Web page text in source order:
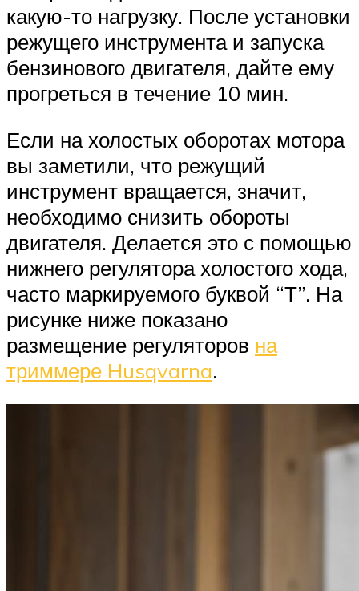
какую-то нагрузку. После установки
режущего инструмента и запуска
бензинового двигателя, дайте ему
прогреться в течение 10 мин.
Если на холостых оборотах мотора
вы заметили, что режущий
инструмент вращается, значит,
необходимо снизить обороты
двигателя. Делается это с помощью
нижнего регулятора холостого хода,
часто маркируемого буквой “Т”. На
рисунке ниже показано
размещение регуляторов на
триммере Husqvarna.